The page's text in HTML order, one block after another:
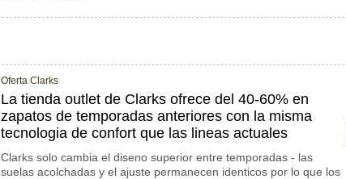
Oferta Clarks
La tienda outlet de Clarks ofrece del 40-60% en
zapatos de temporadas anteriores con la misma
tecnologia de confort que las lineas actuales
Clarks solo cambia el diseno superior entre temporadas - las
suelas acolchadas y el ajuste permanecen identicos por lo que los